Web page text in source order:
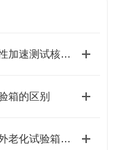
碳弧灯人工气候老化试验箱：材料耐候性加速测试核心装备
箱的区别
双倍效率，精准老化：揭秘双层荧光紫外老化试验箱如何重塑材料测试新标准